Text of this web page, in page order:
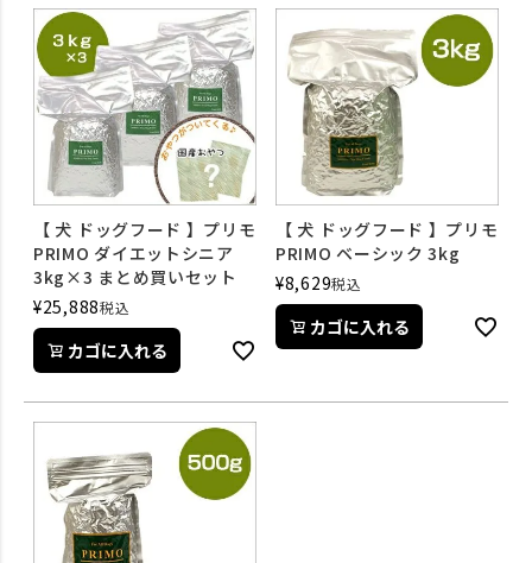
【 犬 ドッグフード 】プリモ
PRIMO ダイエットシニア
3kg×3 まとめ買いセット
¥25,888税込
カゴに入れる
【 犬 ドッグフード 】プリモ
PRIMO ベーシック 3kg
¥8,629税込
カゴに入れる